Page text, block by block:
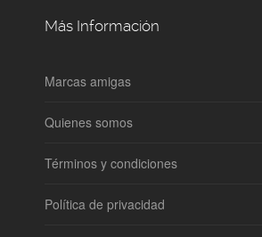
Más Información
Marcas amigas
Quienes somos
Términos y condiciones
Política de privacidad